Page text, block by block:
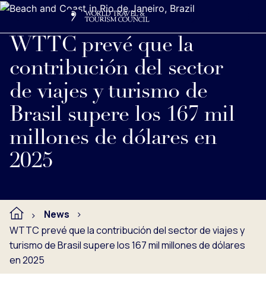
WTTC prevé que la
contribución del sector
de viajes y turismo de
Brasil supere los 167 mil
millones de dólares en
2025
Ver nota de prensa completa debajo.
News
WTTC prevé que la contribución del sector de viajes y
turismo de Brasil supere los 167 mil millones de dólares
en 2025